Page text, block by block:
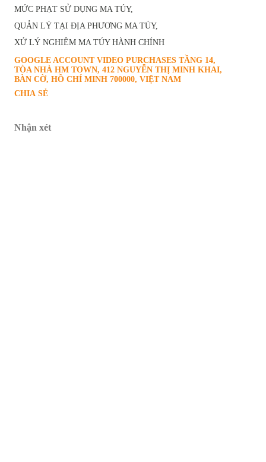
MỨC PHẠT SỬ DỤNG MA TÚY
QUẢN LÝ TẠI ĐỊA PHƯƠNG MA TÚY
XỬ LÝ NGHIÊM MA TÚY HÀNH CHÍNH
GOOGLE ACCOUNT VIDEO PURCHASES TẦNG 14,
TÒA NHÀ HM TOWN, 412 NGUYỄN THỊ MINH KHAI,
BÀN CỜ, HỒ CHÍ MINH 700000, VIỆT NAM
CHIA SẺ
Nhận xét